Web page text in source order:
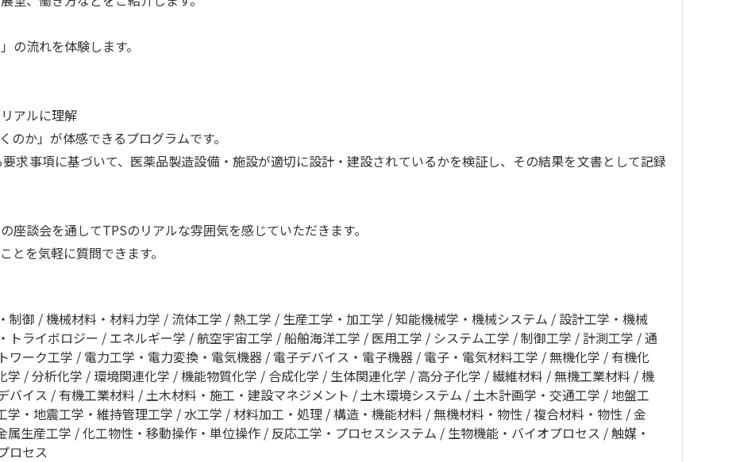
の流れを体験します。
アルに理解
のか」が体感できるプログラムです。
求事項に基づいて、医薬品製造設備・施設が適切に設計・建設されているかを検証し、その結果を文書として記録
座談会を通してTPSのリアルな雰囲気を感じていただきます。
とを気軽に質問できます。
制御 機械材料・材料力学 流体工学 熱工学 生産工学・加工学 知能機械学・機械システム
設計工学・機械
トライボロジー
エネルギー学 航空宇宙工学 船舶海洋工学 医用工学 システム工学 制御工学 計測工学
通
ワーク工学
電力工学・電力変換・電気機器 電子デバイス・電子機器 電子・電気材料工学 無機化学
有機化
学 分析化学 環境関連化学 機能物質化学 合成化学 生体関連化学 高分子化学 繊維材料 無機工業材料
機
バイス
有機工業材料 土木材料・施工・建設マネジメント 土木環境システム 土木計画学・交通工学
地盤工
学・地震工学・維持管理工学 水工学 材料加工・処理 構造・機能材料 無機材料・物性 複合材料・物性
金
属生産工学 化工物性・移動操作・単位操作 反応工学・プロセスシステム 生物機能・バイオプロセス
触媒・
ロセス